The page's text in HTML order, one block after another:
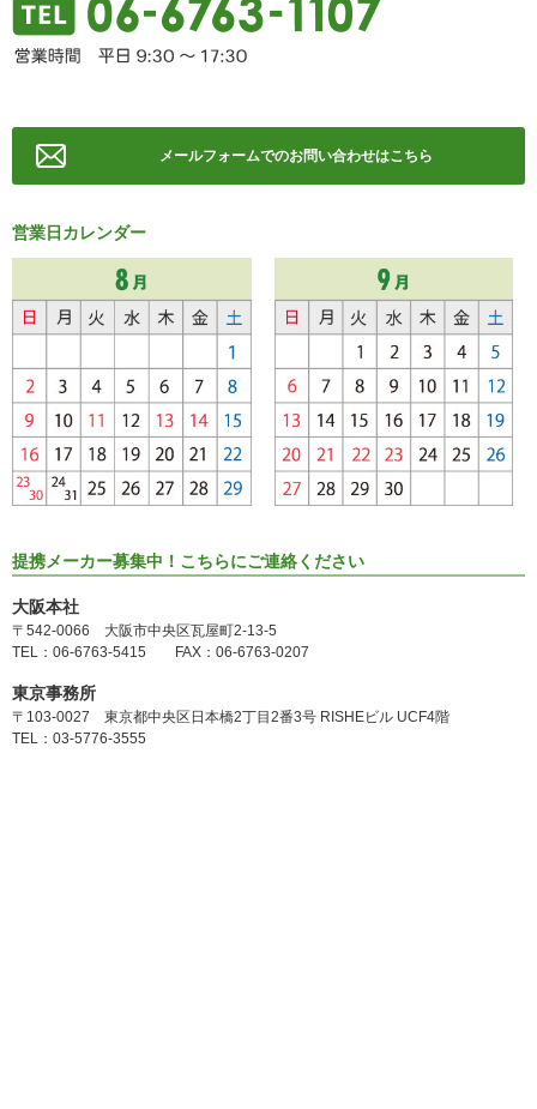
メールフォームでのお問い合わせはこちら
営業日カレンダー
提携メーカー募集中！こちらにご連絡ください
大阪本社
〒542-0066 大阪市中央区瓦屋町2-13-5
TEL：06-6763-5415 FAX：06-6763-0207
東京事務所
〒103-0027 東京都中央区日本橋2丁目2番3号 RISHEビル UCF4階
TEL：03-5776-3555